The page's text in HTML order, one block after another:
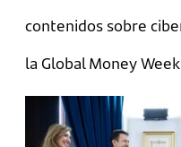
contenidos sobre
la Global Money Week